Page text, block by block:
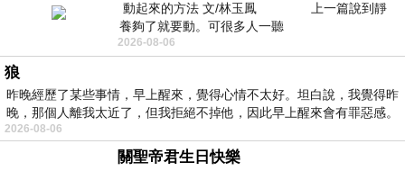
動起來的方法 文/林玉鳳 上一篇說到靜
養夠了就要動。可很多人一聽
2026-08-06
狼
昨晚經歷了某些事情，早上醒來，覺得心情不太好。坦白說，我覺得昨
晚，那個人離我太近了，但我拒絕不掉他，因此早上醒來會有罪惡感。
2026-08-06
關聖帝君生日快樂